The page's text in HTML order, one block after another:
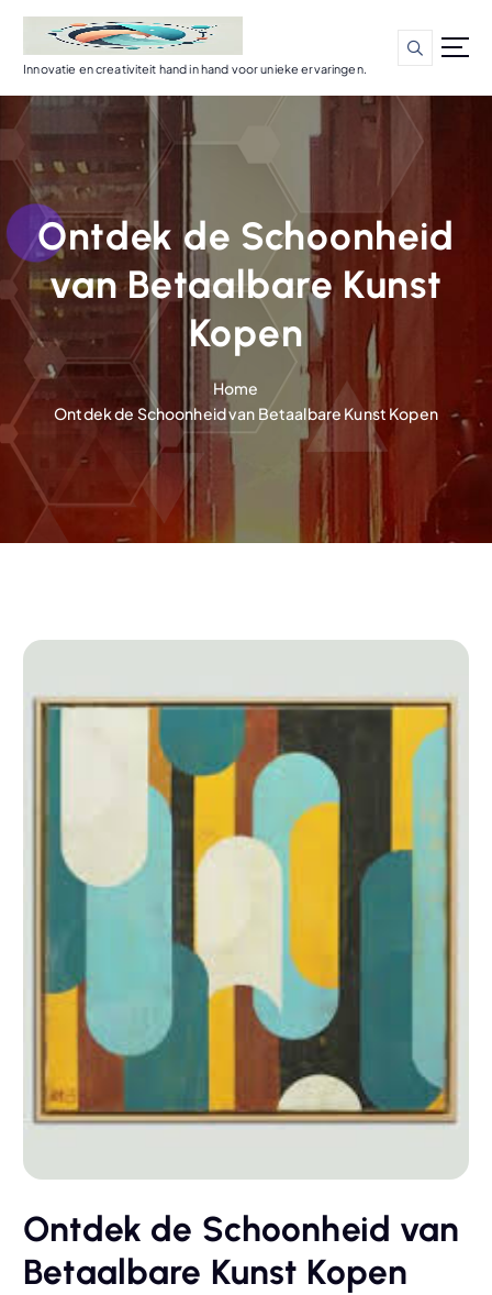
d
n
Innovatie en creativiteit hand in hand voor unieke ervaringen.
Ontdek de Schoonheid
van Betaalbare Kunst
Kopen
Home
Ontdek de Schoonheid van Betaalbare Kunst Kopen
Ontdek de Schoonheid van
Betaalbare Kunst Kopen